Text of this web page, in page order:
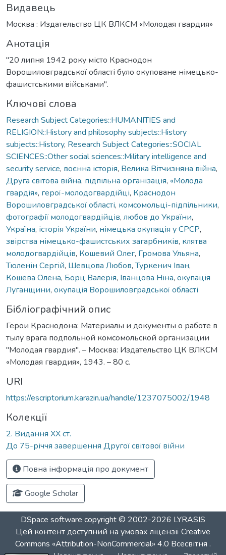
Видавець
Москва : Издательство ЦК ВЛКСМ «Молодая гвардия»
Анотація
"20 липня 1942 року місто Краснодон
Ворошиловградської області було окуповане німецько-
фашистськими військами".
Ключові слова
Research Subject Categories::HUMANITIES and
RELIGION::History and philosophy subjects::History
subjects::History, Research Subject Categories::SOCIAL
SCIENCES::Other social sciences::Military intelligence and
security service, воєнна історія, Велика Вітчизняна війна,
Друга світова війна, підпільна організація, «Молода
гвардія», герої-молодогвардійці, Краснодон
Ворошиловградської області, комсомольці-підпільники,
фотографії молодогвардійців, любов до України,
Україна, історія України, німецька окупація у СРСР,
звірства німецько-фашистських загарбників, клятва
молодогвардійців, Кошевий Олег, Громова Ульяна,
Тюленін Сергій, Шевцова Любов,Туркенич Іван,
Кошева Олена, Борц Валерія, Іванцова Ніна, окупація
Луганщини, окупація Ворошиловградської області
Бібліографічний опис
Герои Краснодона: Материалы и документы о работе в
тылу врага подпольной комсомольской организации
"Молодая гвардия". – Москва: Издательство ЦК ВЛКСМ
«Молодая гвардия», 1943. – 80 с.
URI
https://escriptorium.karazin.ua/handle/1237075002/1948
Колекції
2. Видання ХХ ст.
До 75-річчя завершення Другої світової війни
Повна інформація про документ
Google Scholar
DSpace software copyright © 2002-2026 LYRASIS
Цей контент доступний на умовах ліцензіїCreative
Commons «Attribution-NonCommercial» 4.0 Всесвітня .